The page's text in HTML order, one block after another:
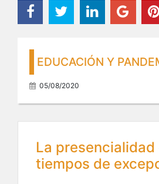
EDUCACIÓN Y
05/08/2020
La presencialidad
tiempos de